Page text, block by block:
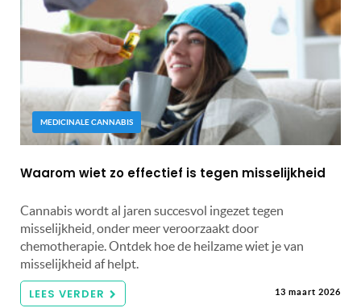
MEDICINALE CANNABIS
Waarom wiet zo effectief is tegen misselijkheid
Cannabis wordt al jaren succesvol ingezet tegen
misselijkheid, onder meer veroorzaakt door
chemotherapie. Ontdek hoe de heilzame wiet je van
misselijkheid af helpt.
LEES VERDER 13 maart 2026